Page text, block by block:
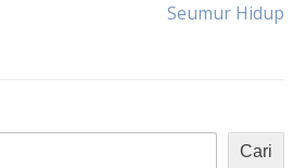
Seumur Hidup
Cari